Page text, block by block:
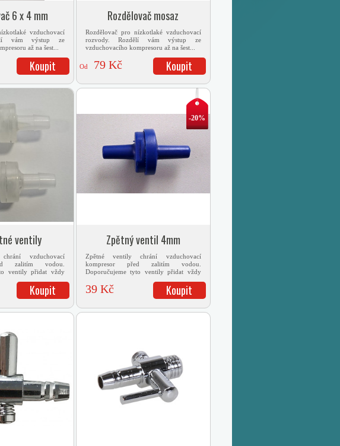
6 x 4 mm
vzduchovací
vám výstup ze
až na šest...
Koupit
Rozdělovač mosaz
Rozdělovač pro nízkotlaké vzduchovací
rozvody. Rozdělí vám výstup ze
vzduchovacího kompresoru až na šest...
Od 79 Kč Koupit
ventily
vzduchovací
zalitím vodou.
ventily přidat vždy
Koupit
-20%
Zpětný ventil 4mm
Zpětné ventily chrání vzduchovací
kompresor před zalitím vodou.
Doporučujeme tyto ventily přidat vždy
39 Kč Koupit